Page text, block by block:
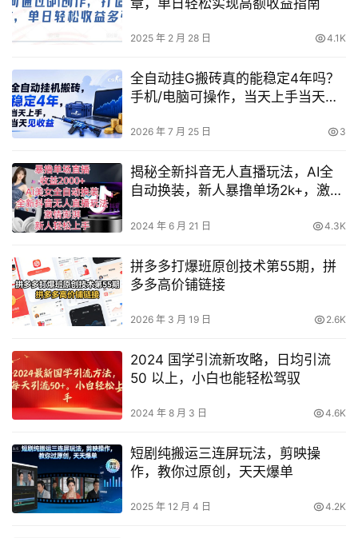
2025 年 2 月 28 日 4.1K
全自动挂G搬砖真的能稳定4年吗？
手机/电脑可操作，当天上手当天见
2026 年 7 月 25 日 3
揭秘全新抖音无人直播玩法，AI全
自动换装，新人暴撸单场2k+，激情
2024 年 6 月 21 日 4.3K
拼多多打爆班原创技术第55期，拼
多多高价铺链接
2026 年 3 月 19 日 2.6K
2024 国学引流新攻略，日均引流
50 以上，小白也能轻松驾驭
2024 年 8 月 3 日 4.6K
短剧纯搬运三连屏玩法，剪映操
作，教你过原创，天天爆单
2025 年 12 月 4 日 4.2K